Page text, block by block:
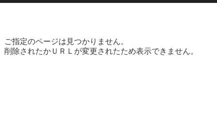
ご指定のページは見つかりません。
削除されたかＵＲＬが変更されたため表示できません。